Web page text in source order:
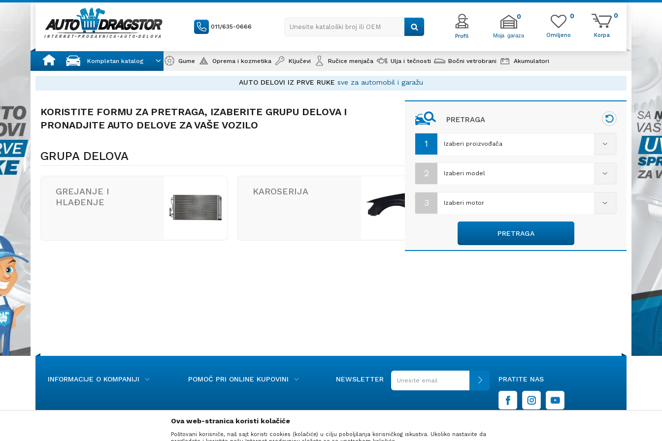
011/635-0666 Unesite kataloški broj ili OEM
Profil Moja garaza
0
Korpa
0
Omiljeno
0
Kompletan katalog Gume Oprema i kozmetika Ključevi Ručice menjača Ulja i tečnosti Bočni vetrobrani Akumulatori
AUTO DELOVI IZ PRVE RUKE sve za automobil i garažu
KORISTITE FORMU ZA PRETRAGA, IZABERITE GRUPU DELOVA I
PRONADJITE AUTO DELOVE ZA VAŠE VOZILO
PRETRAGA
1 Izaberi proizvođača
2 Izaberi model
3 Izaberi motor
PRETRAGA
GRUPA DELOVA
GREJANJE I
HLAĐENJE
KAROSERIJA
DELOVI
INFORMACIJE O KOMPANIJI POMOĆ PRI ONLINE KUPOVINI NEWSLETTER PRATITE NAS
Ova web-stranica koristi kolačiće
Poštovani korisniče, naš sajt koristi cookies (kolačiće) u cilju poboljšanja korisničkog iskustva. Ukoliko nastavite da